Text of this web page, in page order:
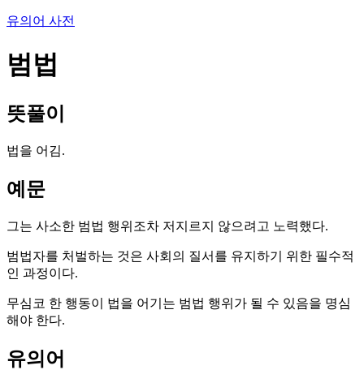
유의어 사전
범법
뜻풀이
법을 어김.
예문
그는 사소한 범법 행위조차 저지르지 않으려고 노력했다.
범법자를 처벌하는 것은 사회의 질서를 유지하기 위한 필수적
인 과정이다.
무심코 한 행동이 법을 어기는 범법 행위가 될 수 있음을 명심
해야 한다.
유의어